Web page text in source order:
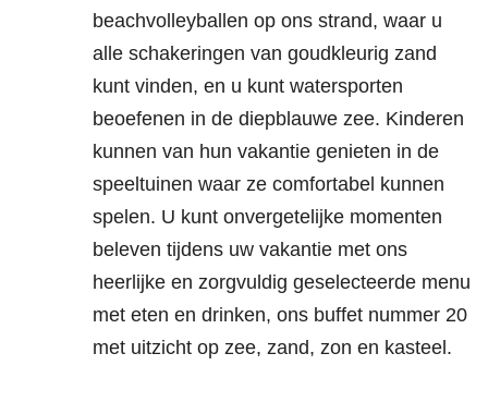
beachvolleyballen op ons strand, waar u
alle schakeringen van goudkleurig zand
kunt vinden, en u kunt watersporten
beoefenen in de diepblauwe zee. Kinderen
kunnen van hun vakantie genieten in de
speeltuinen waar ze comfortabel kunnen
spelen. U kunt onvergetelijke momenten
beleven tijdens uw vakantie met ons
heerlijke en zorgvuldig geselecteerde menu
met eten en drinken, ons buffet nummer 20
met uitzicht op zee, zand, zon en kasteel.